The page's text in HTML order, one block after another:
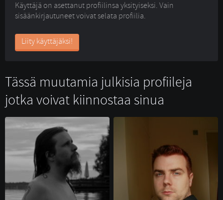
Käyttäjä on asettanut profiilinsa yksityiseksi. Vain
sisäänkirjautuneet voivat selata profiilia.
Liity käyttäjäksi!
Tässä muutamia julkisia profiileja
jotka voivat kiinnostaa sinua